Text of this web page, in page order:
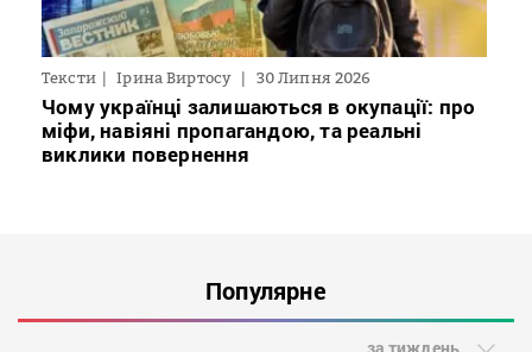
Тексти Ірина Виртосу 30 Липня 2026
Чому українці залишаються в окупації: про
міфи, навіяні пропагандою, та реальні
виклики повернення
Популярне